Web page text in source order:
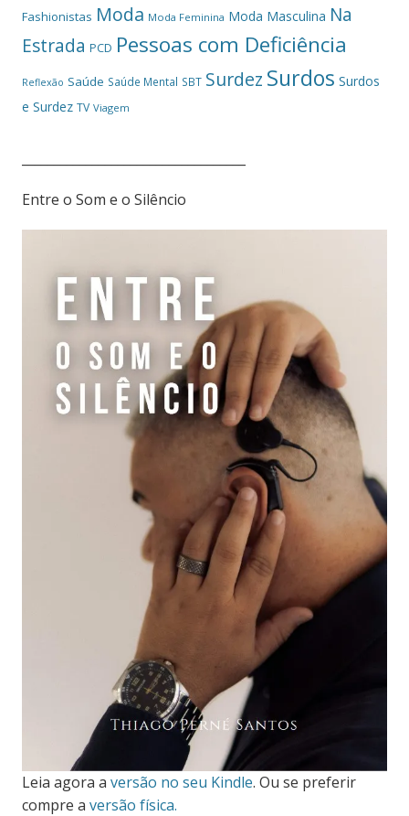
Fashionistas Moda Moda Feminina Moda Masculina Na
Estrada PCD Pessoas com Deficiência
Reflexão Saúde Saúde Mental SBT Surdez Surdos Surdos
e Surdez TV Viagem
Entre o Som e o Silêncio
Leia agora a versão no seu Kindle. Ou se preferir
compre a versão física.